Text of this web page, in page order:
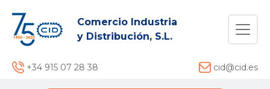
Comercio Industria
y Distribución, S.L.
+34 915 07 28 38 cid@cid.es